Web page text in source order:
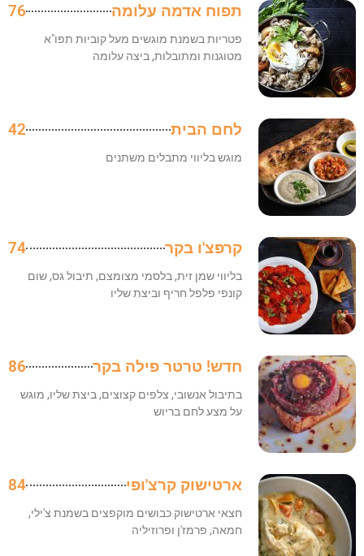
תפוח אדמה עלומה 76
פטריות בשמנת מוגשים מעל קוביות תפו"א
מטוגנות ומתובלות, ביצה עלומה
לחם הבית 42
מוגש בליווי מתבלים משתנים
קרפצ'ו בקר 74
בליווי שמן זית, בלסמי מצומצם, תיבול גס, שום
קונפי פלפל חריף וביצת שליו
חדש! טרטר פילה בקר 86
בתיבול אנשובי, צלפים קצוצים, ביצת שליו, מוגש
על מצע לחם בריוש
ארטישוק קרצ'ופי 84
חצאי ארטישוק כבושים מוקפצים בשמנת צ'ילי,
חמאה, פרמז'ן ופרוזיליה